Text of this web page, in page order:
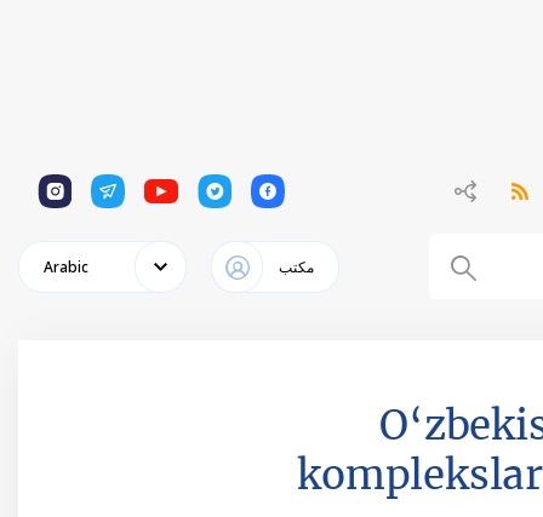
1
1
1
1
1
مكتب Arabic